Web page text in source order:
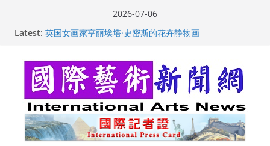
2026-07-06
Latest: 英国女画家亨丽埃塔·史密斯的花卉静物画
玛丽安娜·卡拉切娃的绘画：幽默和难以言喻的快乐
苏方 ：“字”得其乐